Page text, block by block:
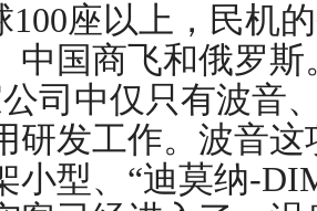
100座以上，民机
中国商飞和俄罗
司中仅只有波音
研发工作。波音
小型、“迪莫纳-